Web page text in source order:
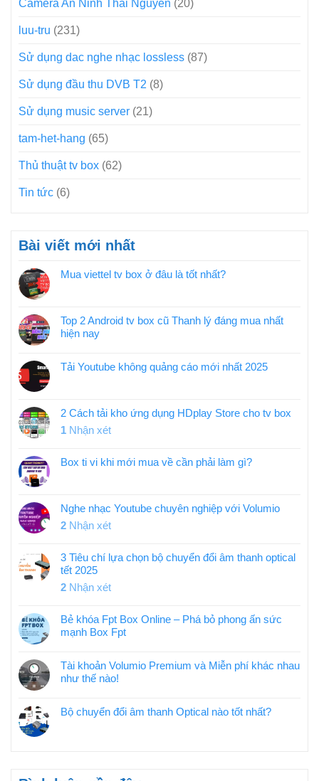
Camera An Ninh Thái Nguyên (20)
luu-tru (231)
Sử dụng dac nghe nhạc lossless (87)
Sử dụng đầu thu DVB T2 (8)
Sử dụng music server (21)
tam-het-hang (65)
Thủ thuật tv box (62)
Tin tức (6)
Bài viết mới nhất
Mua viettel tv box ở đâu là tốt nhất?
Top 2 Android tv box cũ Thanh lý đáng mua nhất
hiện nay
Tải Youtube không quảng cáo mới nhất 2025
2 Cách tải kho ứng dụng HDplay Store cho tv box
1 Nhận xét
Box ti vi khi mới mua về cần phải làm gì?
Nghe nhạc Youtube chuyên nghiệp với Volumio
2 Nhận xét
3 Tiêu chí lựa chọn bộ chuyển đổi âm thanh optical
tết 2025
2 Nhận xét
Bẻ khóa Fpt Box Online – Phá bỏ phong ấn sức
mạnh Box Fpt
Tài khoản Volumio Premium và Miễn phí khác nhau
như thế nào!
Bộ chuyển đổi âm thanh Optical nào tốt nhất?